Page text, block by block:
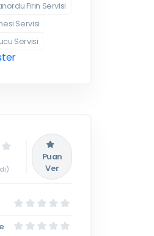
Fırın Servisi
Servisi
Servisi
Puan
Ver